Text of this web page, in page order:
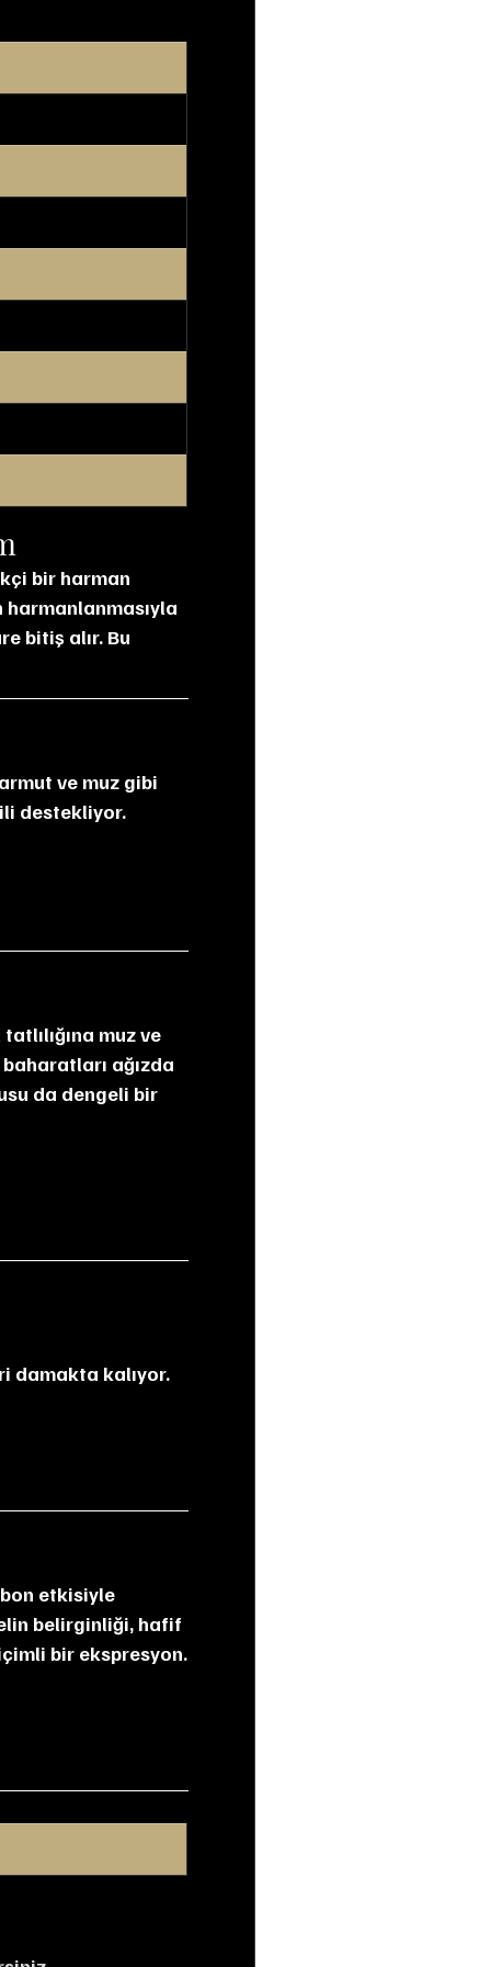
bir harman
harmanlanmasıyla
bitiş alır. Bu
destekliyor.
ağızda
da dengeli bir
damakta kalıyor.
belirginliği, hafif
bir ekspresyon.